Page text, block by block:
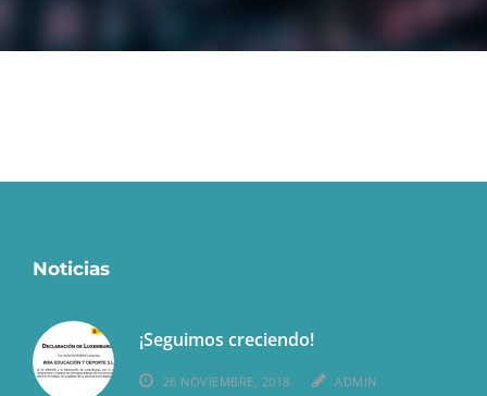
Noticias
¡Seguimos creciendo!
26 NOVIEMBRE, 2018 ADMIN